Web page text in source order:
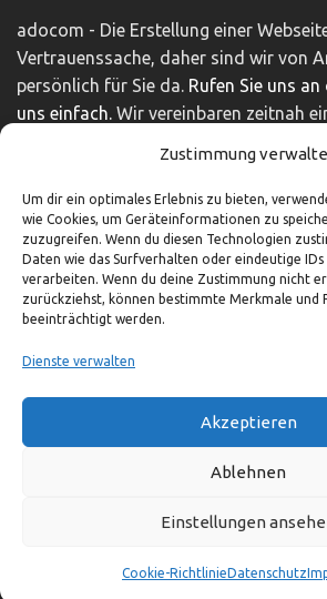
Zustimmung
Um dir ein optimales Erlebnis zu bieten,
wie Cookies, um Geräteinformationen zu
zuzugreifen. Wenn du diesen Technologien
Daten wie das Surfverhalten oder eindeutige IDs
verarbeiten. Wenn du deine Zustimmung nicht
zurückziehst, können bestimmte Merkmale und
beeinträchtigt werden.
Dienste verwalten
Akzeptieren
Ablehnen
Einstellungen
Cookie-RichtlinieDatenschutz
adocom - Die Erstellung einer
Vertrauenssache, daher sind wir von
persönlich für Sie da. Rufen Sie uns
uns einfach. Wir vereinbaren zeitnah
Impressum|Disclaimer |Datenschutz
So können Sie uns erreichen